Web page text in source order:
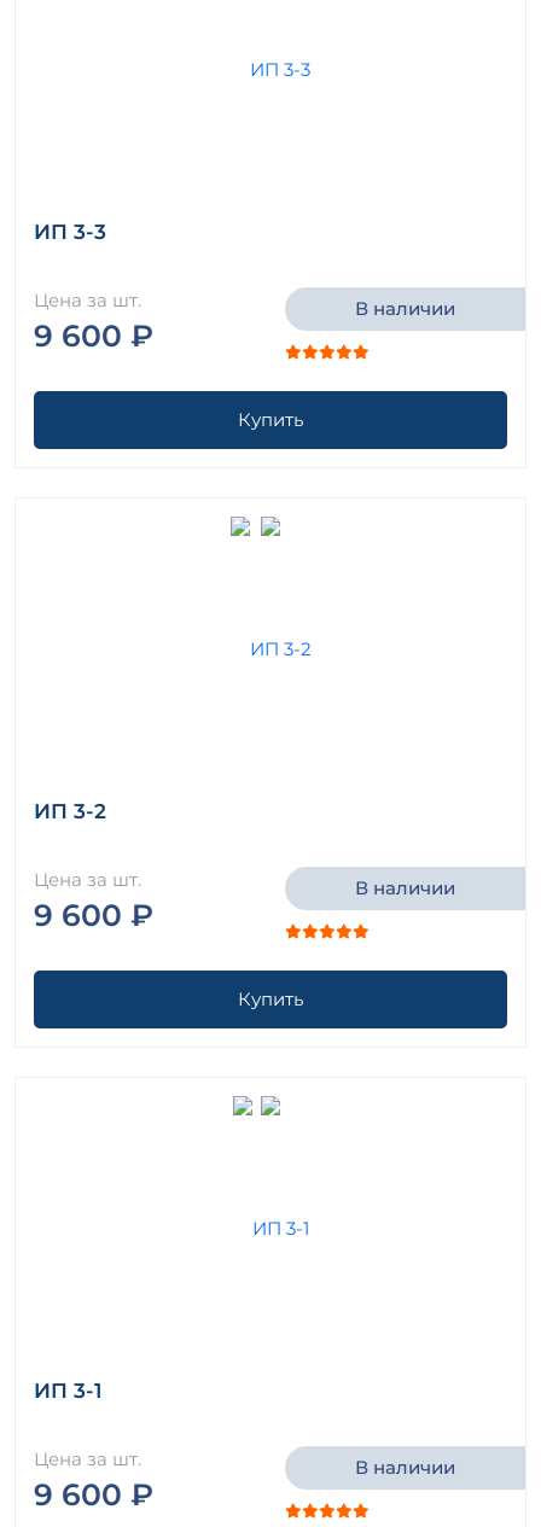
ИП 3-3
Цена за шт.
9 600 ₽
В наличии
Купить
ИП 3-2
Цена за шт.
9 600 ₽
В наличии
Купить
ИП 3-1
Цена за шт.
9 600 ₽
В наличии